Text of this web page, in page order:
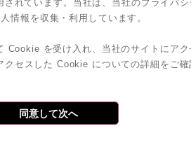
無響室、40シリーズ以上のマイクは別室の第二
れています。当社は、当社のプライバシ
情報を収集・利用しています。
Cookie を受け入れ、当社のサイトにアク
クセスした Cookie についての詳細をご確
同意して次へ